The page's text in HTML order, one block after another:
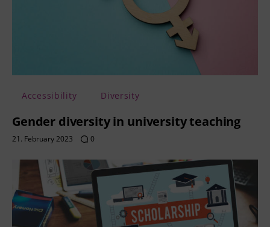
Accessibility Diversity
Gender diversity in university teaching
21. February 2023 0